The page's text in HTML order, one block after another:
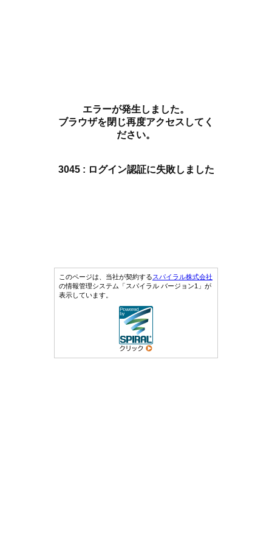
エラーが発生しました。
ブラウザを閉じ再度アクセスしてく
ださい。
3045 : ログイン認証に失敗しました
このページは、当社が契約するスパイラル株式会社
の情報管理システム「スパイラル バージョン1」が
表示しています。